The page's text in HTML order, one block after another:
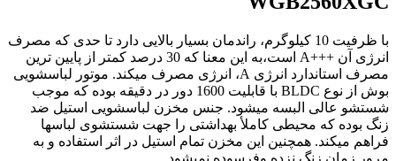
با ظرفیت 10 کیلوگرم، راندمان بسیار بالایی دارد تا حدی که مصرف
انرژی آن +++A است،به این معنا که 30 درصد کمتر از پایین ترین
مصرف استاندارد انرژی A، انرژی مصرف میکند. موتور لباسشویی
بوش از نوع BLDC با قابلیت 1600 دور در دقیقه بوده که موجب
شستشو عالی البسه میشود. جنس مخزن لباسشویی استیل ضد
زنگ بوده که محیطی کاملأ بهداشتی را جهت شستشوی لباسها
فراهم میکند. همچنین این مخزن تمام استیل در اثر استفاده و به
مرور زمان زنگ نزده وفرسوده نمیشود.